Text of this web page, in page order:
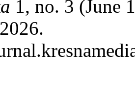
1, no. 3 (June